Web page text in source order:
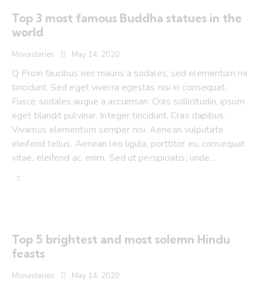
Top 3 most famous Buddha statues in the
world
Monasteries May 14, 2020
Q Proin faucibus nec mauris a sodales, sed elementum mi
tincidunt. Sed eget viverra egestas nisi in consequat.
Fusce sodales augue a accumsan. Cras sollicitudin, ipsum
eget blandit pulvinar. Integer tincidunt. Cras dapibus.
Vivamus elementum semper nisi. Aenean vulputate
eleifend tellus. Aenean leo ligula, porttitor eu, consequat
vitae, eleifend ac, enim. Sed ut perspiciatis, unde…
Top 5 brightest and most solemn Hindu
feasts
Monasteries May 14, 2020